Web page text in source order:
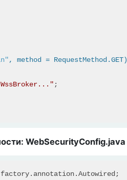
, method = RequestMethod.GET)
;
WebSecurityConfig.java